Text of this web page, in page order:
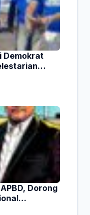
Demokrat
Dorong